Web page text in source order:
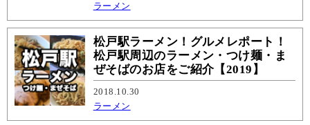
ラーメン
松戸駅ラーメン！グルメレポート！
松戸駅周辺のラーメン・つけ麺・ま
ぜそばのお店をご紹介【2019】
2018.10.30
ラーメン